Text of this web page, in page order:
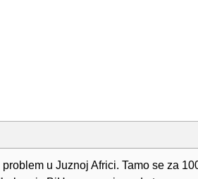
u Juznoj Africi. Tamo se za